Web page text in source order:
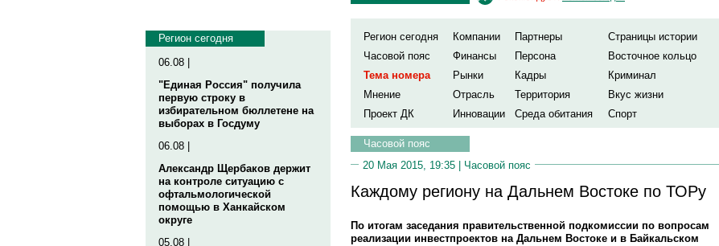
Регион сегодня
06.08 |
"Единая Россия" получила
первую строку в
избирательном бюллетене на
выборах в Госдуму
06.08 |
Александр Щербаков держит
на контроле ситуацию с
офтальмологической
помощью в Ханкайском
округе
05.08 |
Регион сегодня Компании Партнеры
Страницы истории
Часовой пояс
Финансы Персона
Восточное кольцо
Тема номера
Рынки Кадры
Криминал
Мнение
Отрасль Территория
Вкус жизни
Проект ДК
Инновации Среда обитания Спорт
Часовой пояс
20 Мая 2015, 19:35 | Часовой пояс
Каждому региону на Дальнем Востоке по ТОРу
По итогам заседания правительственной подкомиссии по вопросам
реализации инвестпроектов на Дальнем Востоке и в Байкальском